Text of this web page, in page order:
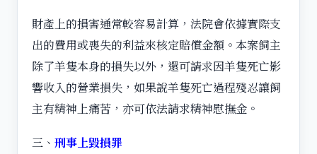
財產上的損害通常較容易計算，法院會依據實際支
出的費用或喪失的利益來核定賠償金額。本案飼主
除了羊隻本身的損失以外，還可請求因羊隻死亡影
響收入的營業損失，如果說羊隻死亡過程殘忍讓飼
主有精神上痛苦，亦可依法請求精神慰撫金。
三、 刑事上毀損罪